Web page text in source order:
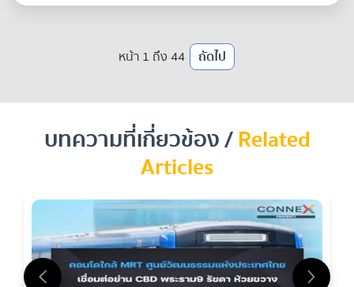
หน้า 1 ถึง 44 ถัดไป
บทความที่เกี่ยวข้อง /Related
Articles